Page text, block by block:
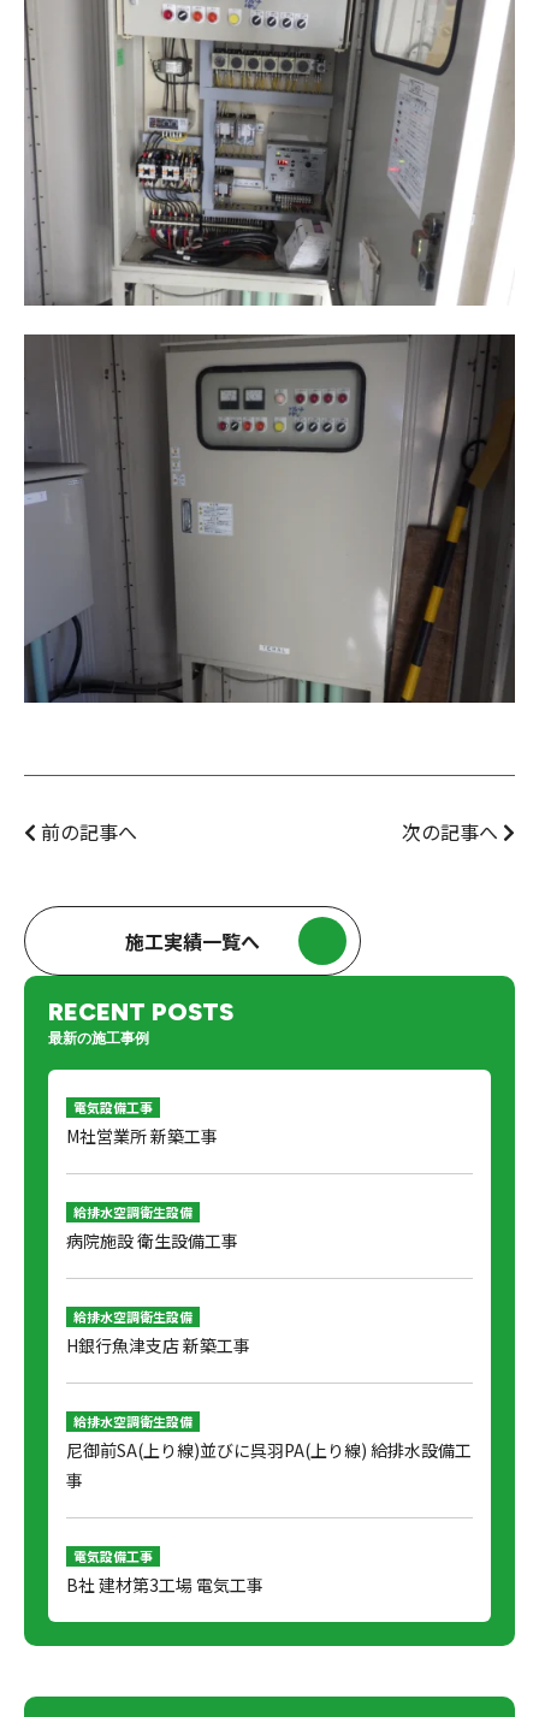
前の記事へ 次の記事へ
施工実績一覧へ
RECENT POSTS
最新の施工事例
電気設備工事
M社営業所 新築工事
給排水空調衛生設備
病院施設 衛生設備工事
給排水空調衛生設備
H銀行魚津支店 新築工事
給排水空調衛生設備
尼御前SA(上り線)並びに呉羽PA(上り線) 給排水設備工
事
電気設備工事
B社 建材第3工場 電気工事